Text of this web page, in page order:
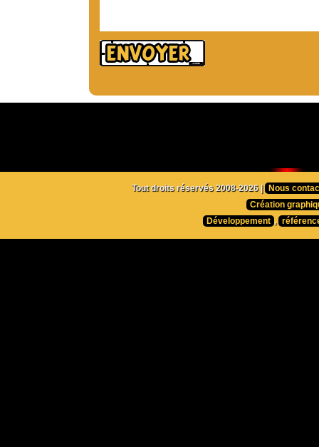
Tout droits réservés 2008-2026 | Nous
Création
Développement ,